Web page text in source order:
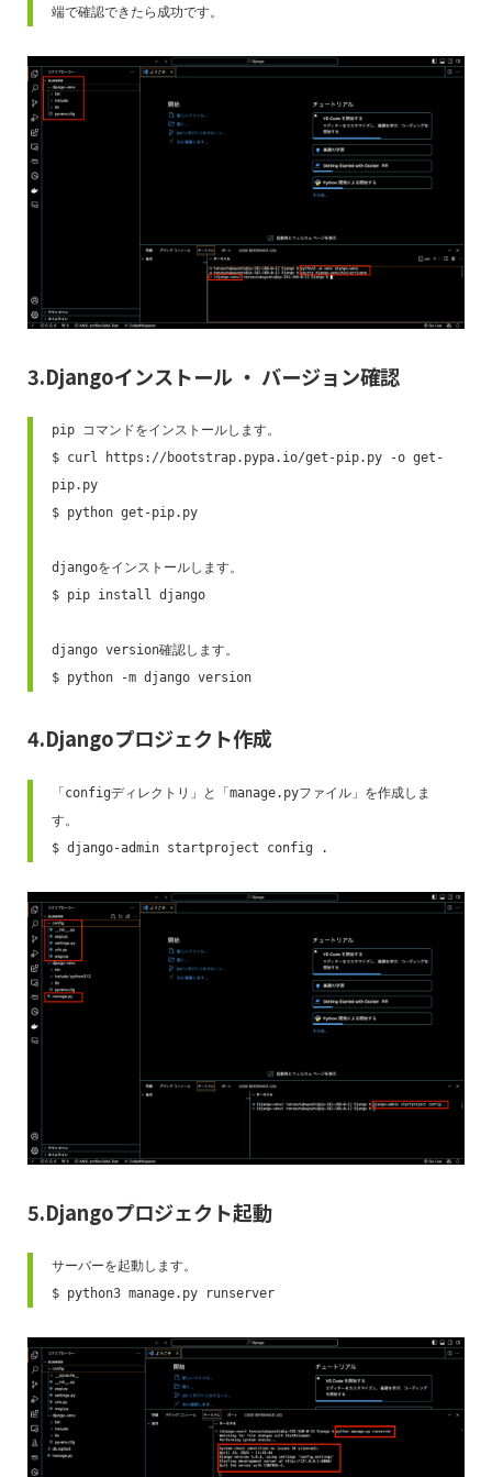
端で確認できたら成功です。
3.Djangoインストール ・ バージョン確認
pip コマンドをインストールします。
$ curl https://bootstrap.pypa.io/get-pip.py -o get-
pip.py
$ python get-pip.py
djangoをインストールします。
$ pip install django
django version確認します。
$ python -m django version
4.Djangoプロジェクト作成
「configディレクトリ」と「manage.pyファイル」を作成しま
す。
$ django-admin startproject config .
5.Djangoプロジェクト起動
サーバーを起動します。
$ python3 manage.py runserver